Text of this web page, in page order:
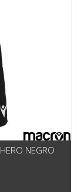
NEGRO